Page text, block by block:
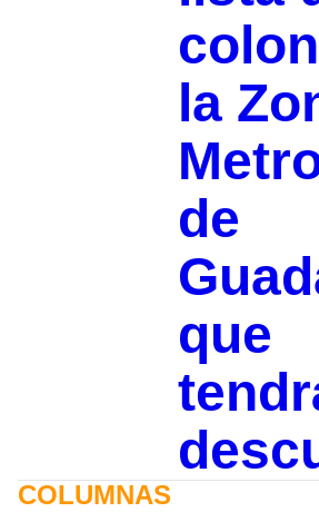
la
de
que
COLUMNAS